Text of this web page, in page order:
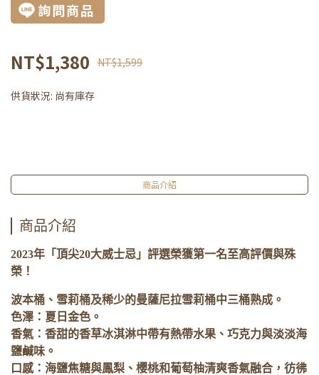
詢問商品
NT$1,380 NT$1,599
供貨狀況: 尚有庫存
商品介紹
商品介紹
2023年「頂尖20大威士忌」評選榮獲第一名至高評價與殊
榮！
波本桶、雪莉桶及稀少的曼薩尼拉雪莉桶中三桶熟成。
色澤：夏日金色。
香氣：香甜的香草冰淇淋中帶有熱帶水果、巧克力與淡淡海
鹽鹹味。
口感：海鹽焦糖與鳳梨、櫻桃和葡萄柚清爽香氣融合，彷彿